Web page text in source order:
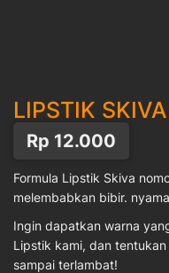
LIPSTIK
Rp 12.000
Formula Lipstik Skiva
melembabkan bibir.
Ingin dapatkan warna
Lipstik kami, dan
sampai terlambat!